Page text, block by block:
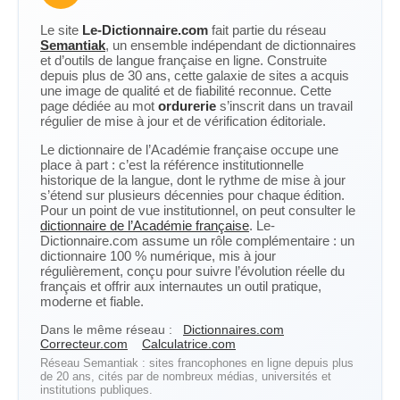
Le site Le-Dictionnaire.com fait partie du réseau
Semantiak, un ensemble indépendant de dictionnaires
et d’outils de langue française en ligne. Construite
depuis plus de 30 ans, cette galaxie de sites a acquis
une image de qualité et de fiabilité reconnue. Cette
page dédiée au mot ordurerie s’inscrit dans un travail
régulier de mise à jour et de vérification éditoriale.
Le dictionnaire de l’Académie française occupe une
place à part : c’est la référence institutionnelle
historique de la langue, dont le rythme de mise à jour
s’étend sur plusieurs décennies pour chaque édition.
Pour un point de vue institutionnel, on peut consulter le
dictionnaire de l’Académie française. Le-
Dictionnaire.com assume un rôle complémentaire : un
dictionnaire 100 % numérique, mis à jour
régulièrement, conçu pour suivre l’évolution réelle du
français et offrir aux internautes un outil pratique,
moderne et fiable.
Dans le même réseau :
Dictionnaires.com
Correcteur.com
Calculatrice.com
Réseau Semantiak : sites francophones en ligne depuis plus
de 20 ans, cités par de nombreux médias, universités et
institutions publiques.